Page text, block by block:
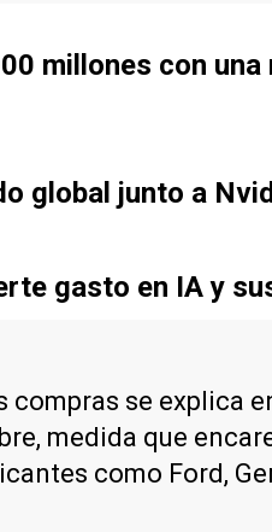
millones con
global junto a
gasto en IA y
se explica
medida que
como Ford,